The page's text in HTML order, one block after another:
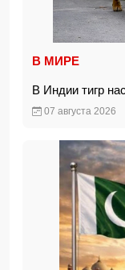
В МИРЕ
В Индии тигр
07 августа 2026